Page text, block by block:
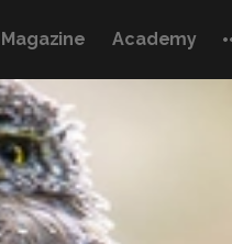
Magazine Academy